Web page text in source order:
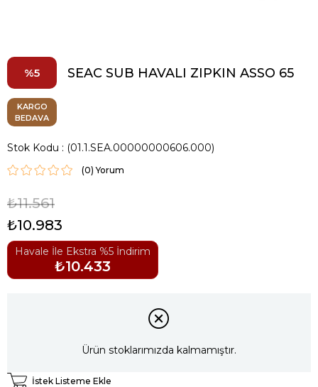
5 SEAC SUB HAVALI ZIPKIN ASSO 65
KARGO
BEDAVA
Stok Kodu (01.1.SEA.00000000606.000)
(0)
₺11.561
₺10.983
Havale İle Ekstra %5 İndirim
₺10.433
Ürün stoklarımızda kalmamıştır.
İstek Listeme Ekle